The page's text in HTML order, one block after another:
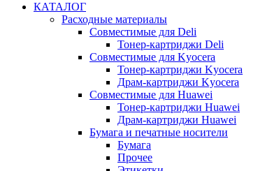
КАТАЛОГ
Расходные материалы
Совместимые для Deli
Тонер-картриджи Deli
Совместимые для Kyocera
Тонер-картриджи Kyocera
Драм-картриджи Kyocera
Совместимые для Huawei
Тонер-картриджи Huawei
Драм-картриджи Huawei
Бумага и печатные носители
Бумага
Прочее